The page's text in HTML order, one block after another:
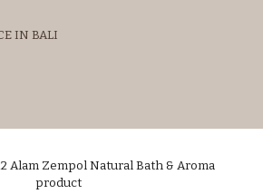
IN BALI
Alam Zempol Natural Bath & Aroma
product